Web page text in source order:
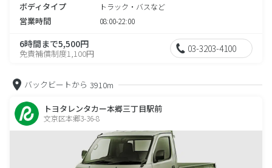
ボディタイプ トラック・バスなど
営業時間 08:00-22:00
6時間まで5,500円
免責補償制度1,100円 03-3203-4100
バックビートから 3910m
トヨタレンタカー本郷三丁目駅前
文京区本郷3-36-8